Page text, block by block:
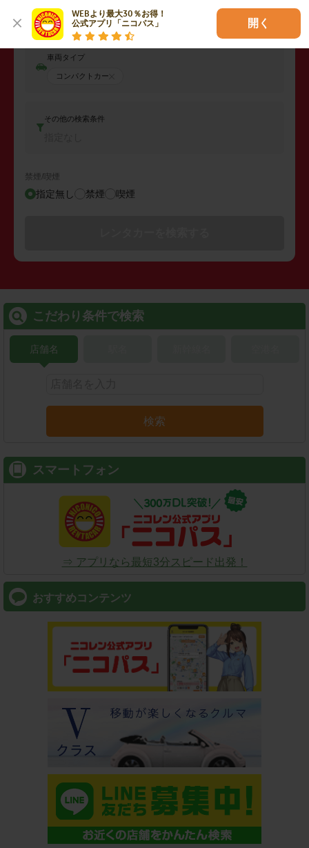
WEBより最大30％お得！
公式アプリ「ニコパス」
開く
2026年08月08日 (土) 11:00
車両タイプ
コンパクトカー
その他の検索条件
禁煙/喫煙
指定無し 禁煙 喫煙
こだわり条件で検索
店舗名
検索
スマートフォン
⇒ アプリなら最短3分スピード出発！
おすすめコンテンツ